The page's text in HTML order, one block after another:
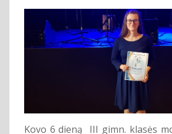
Kovo 6 dieną III gimn. klasės